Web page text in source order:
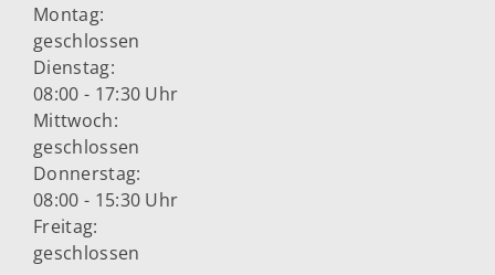
Montag:
geschlossen
Dienstag:
08:00 - 17:30 Uhr
Mittwoch:
geschlossen
Donnerstag:
08:00 - 15:30 Uhr
Freitag:
geschlossen